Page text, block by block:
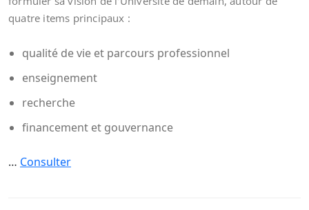
quatre items principaux :
qualité de vie et parcours professionnel
enseignement
recherche
financement et gouvernance
… Consulter